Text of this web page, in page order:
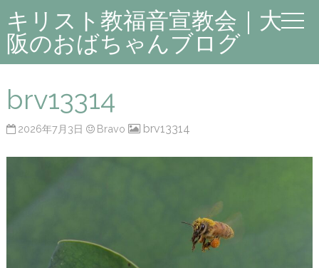
キリスト教福音宣教会｜大
阪のおばちゃんブログ
brv13314
2026年7月3日 Bravo brv13314